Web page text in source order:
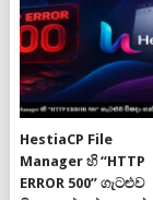
HestiaCP File
Manager හි “HTTP
ERROR 500” ගැටළුව